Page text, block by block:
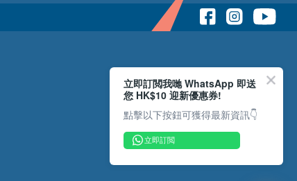
立即訂閲我哋 WhatsApp 即送
您 HK$10 迎新優惠券!
點擊以下按鈕可獲得最新資訊👇
立即訂閲